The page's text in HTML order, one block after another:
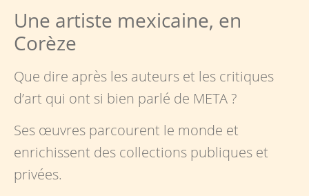
Une artiste mexicaine, en
Corèze
Que dire après les auteurs et les critiques
d’art qui ont si bien parlé de META ?
Ses œuvres parcourent le monde et
enrichissent des collections publiques et
privées.